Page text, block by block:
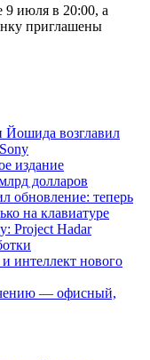
9 июля в 20:00, а
приглашены
возглавил
издание
долларов
обновление: теперь
на клавиатуре
Project Hadar
интеллект нового
— офисный,